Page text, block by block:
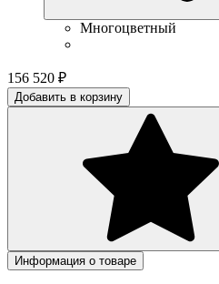
Многоцветный
156 520 ₽
Добавить в корзину
Информация о товаре